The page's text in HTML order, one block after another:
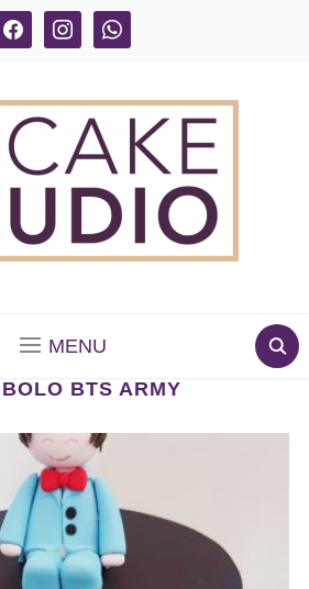
facebook instagram whatsapp
MENU
BOLO BTS ARMY